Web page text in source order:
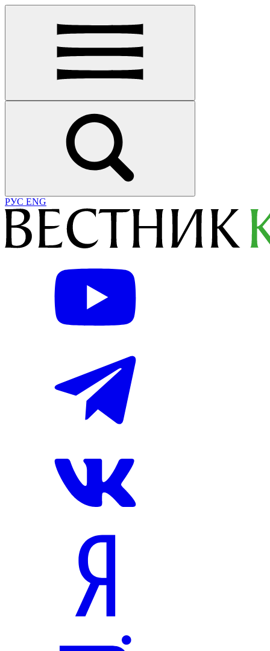
РУС ENG